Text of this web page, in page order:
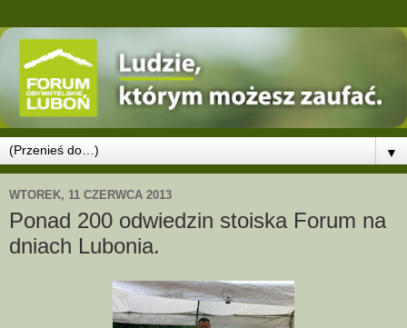
▼
WTOREK, 11 CZERWCA 2013
Ponad 200 odwiedzin stoiska Forum na
dniach Lubonia.